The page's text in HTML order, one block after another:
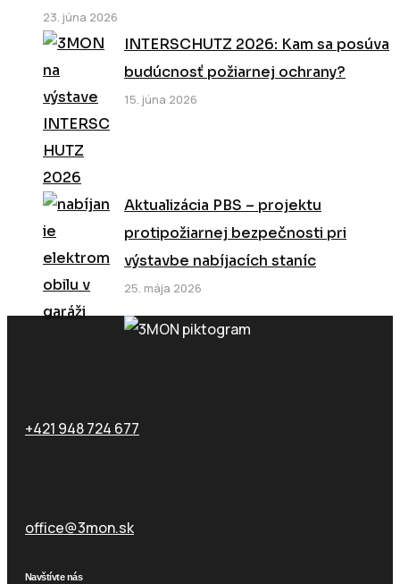
23. júna 2026
INTERSCHUTZ 2026: Kam sa posúva
budúcnosť požiarnej ochrany?
15. júna 2026
Aktualizácia PBS – projektu
protipožiarnej bezpečnosti pri
výstavbe nabíjacích staníc
25. mája 2026
+421 948 724 677
office@3mon.sk
Navštívte nás